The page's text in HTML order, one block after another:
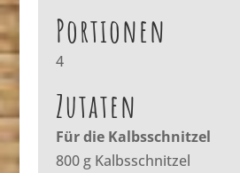
Portionen
4
Zutaten
Für die Kalbsschnitzel
800 g Kalbsschnitzel